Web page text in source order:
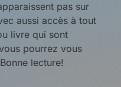
pas sur
aussi accès à tout
livre qui sont
pourrez vous
lecture!